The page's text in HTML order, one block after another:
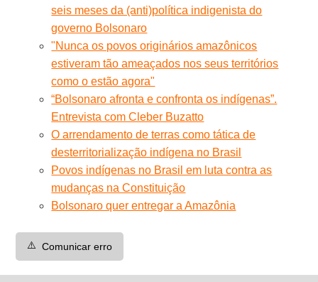
seis meses da (anti)política indigenista do
governo Bolsonaro
"Nunca os povos originários amazônicos
estiveram tão ameaçados nos seus territórios
como o estão agora"
“Bolsonaro afronta e confronta os indígenas”.
Entrevista com Cleber Buzatto
O arrendamento de terras como tática de
desterritorialização indígena no Brasil
Povos indígenas no Brasil em luta contra as
mudanças na Constituição
Bolsonaro quer entregar a Amazônia
⚠️ Comunicar erro